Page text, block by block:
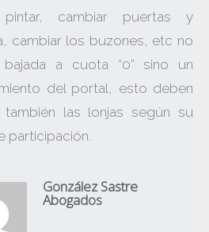
cambiar puertas y
cambiar los buzones, etc no
a cuota “0” sino un
del portal, esto deben
también las lonjas según su
participación.
González Sastre
Abogados